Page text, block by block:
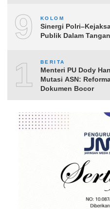
9 KOLOM
Sinergi
Publik Dalam
10BERITA
Menteri PU Dody
Mutasi ASN:
Dokumen Bocor